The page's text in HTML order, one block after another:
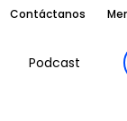
Contáctanos
Podcast